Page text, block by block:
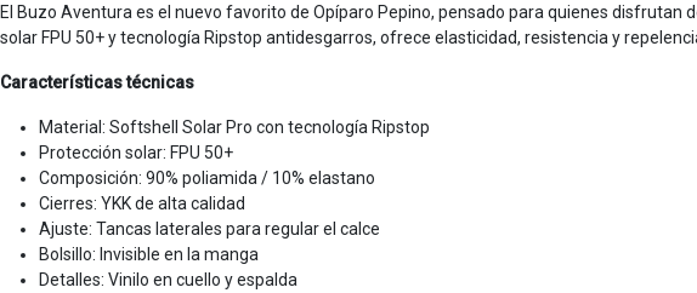
El Buzo Aventura es el nuevo favorito de Opíparo Pepino, pensado para quienes
solar FPU 50+ y tecnología Ripstop antidesgarros, ofrece elasticidad, resistencia y
Características técnicas
Material: Softshell Solar Pro con tecnología Ripstop
Protección solar: FPU 50+
Composición: 90% poliamida / 10% elastano
Cierres: YKK de alta calidad
Ajuste: Tancas laterales para regular el calce
Bolsillo: Invisible en la manga
Detalles: Vinilo en cuello y espalda